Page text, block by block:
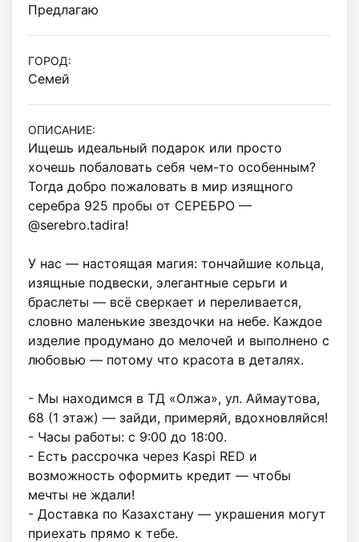
Предлагаю
ГОРОД:
Семей
ОПИСАНИЕ:
Ищешь идеальный подарок или просто
хочешь побаловать себя чем-то особенным?
Тогда добро пожаловать в мир изящного
серебра 925 пробы от СЕРЕБРО —
@serebro.tadira!
У нас — настоящая магия: тончайшие кольца,
изящные подвески, элегантные серьги и
браслеты — всё сверкает и переливается,
словно маленькие звездочки на небе. Каждое
изделие продумано до мелочей и выполнено с
любовью — потому что красота в деталях.
- Мы находимся в ТД «Олжа», ул. Аймаутова,
68 (1 этаж) — зайди, примеряй, вдохновляйся!
- Часы работы: с 9:00 до 18:00.
- Есть рассрочка через Kaspi RED и
возможность оформить кредит — чтобы
мечты не ждали!
- Доставка по Казахстану — украшения могут
приехать прямо к тебе.